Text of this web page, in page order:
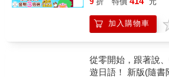
訓您在相近文法中選出
法，更讓您清楚理解其
容易混淆的相近用法，
力。搭配句子重組練習
還能大幅提升口說和寫作技巧。
出題規律，讓您準備
那張備受矚目的證書！ ▲隨身萬能辭典：忘了
適的例句單字進行特
憶單字，更包括理解其
句子中恰當使用。透
證書觸手可及！ ★攻破讀音大關卡：漢字多讀
法？No problem！一次
靈活運用空閒時間。 『つなぐにほんご 初級
１』（翻轉日本語-溝
結構 ●教科書& &rarr;
法／聽解＞&rarr; 下載音檔 ●Web
（線上練習） ◆文字
◆語彙&mdash;數字・
司、學校、日常生活，
者實際需要使用日語與
目標設定於培養學習者
習書中設定之實際情
中的句型並進行句型練
加入購物車
從零開始，跟著說
遊日語！ 新版(隨書